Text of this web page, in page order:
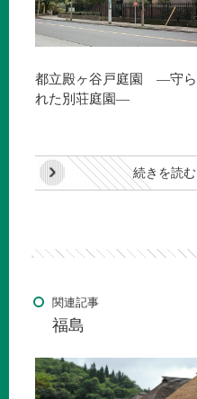
都立殿ヶ谷戸庭園 —守ら
れた別荘庭園—
続きを読む
関連記事
福島